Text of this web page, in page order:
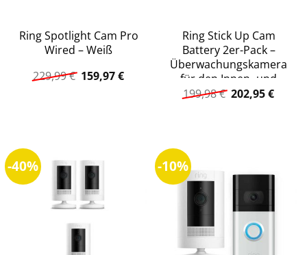
Ring Spotlight Cam Pro
Wired – Weiß
229,99€ Ursprünglicher
Preis
159,97€Aktueller
Ring Stick Up Cam
Battery 2er-Pack –
Überwachungskamera
für den Innen- und
Außenbereich, Gen. 3
199,98€
Preis
202,95€
-40% -10%